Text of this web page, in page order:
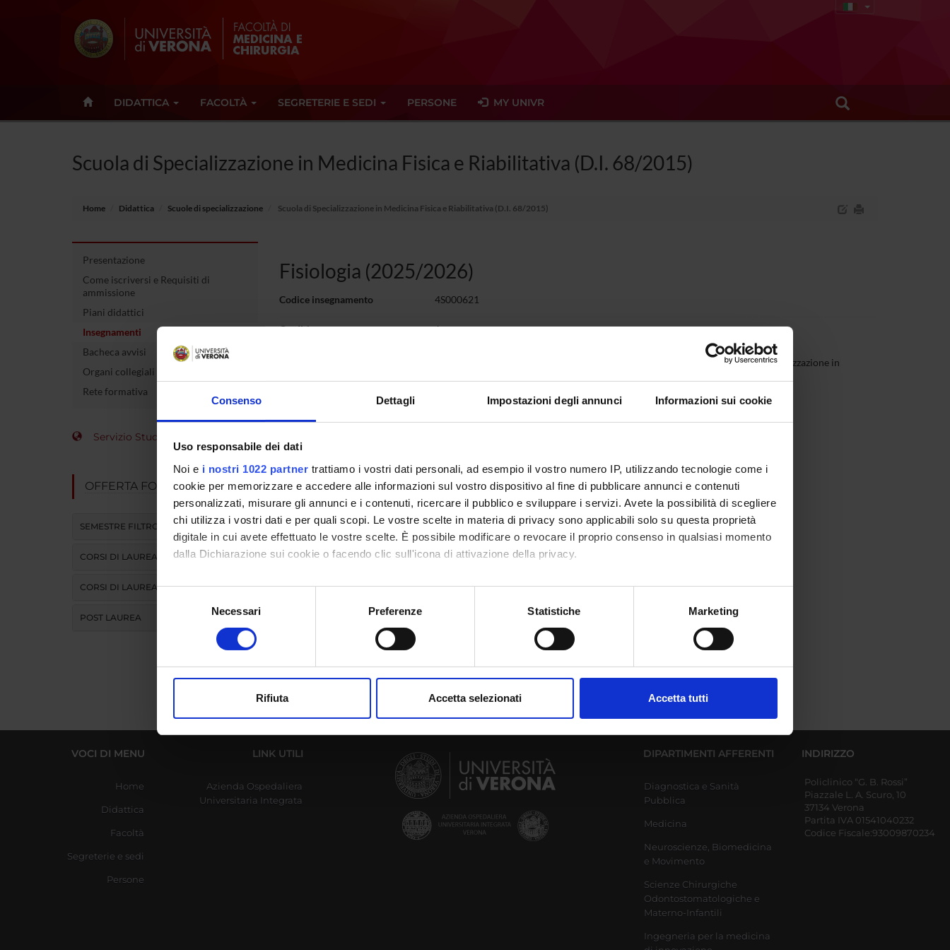
Consenso Dettagli Impostazioni degli annunci Informazioni sui cookie
Uso responsabile dei dati
Noi e i nostri 1022 partner trattiamo i vostri dati personali, ad esempio il vostro numero IP, utilizzando tecnologie come i
cookie per memorizzare e accedere alle informazioni sul vostro dispositivo al fine di pubblicare annunci e contenuti
personalizzati, misurare gli annunci e i contenuti, ricercare il pubblico e sviluppare i servizi. Avete la possibilità di scegliere
chi utilizza i vostri dati e per quali scopi. Le vostre scelte in materia di privacy sono applicabili solo su questa proprietà
digitale in cui avete effettuato le vostre scelte. È possibile modificare o revocare il proprio consenso in qualsiasi momento
dalla Dichiarazione sui cookie o facendo clic sull'icona di attivazione della privacy.
Con il tuo consenso, vorremmo anche:
raccogliere informazioni sulla tua posizione geografica, con un'approssimazione di qualche metro,
digitali).
modificare o ritirare il tuo consenso in qualsiasi momento dalla Dichiarazione sui cookie.
che hanno raccolto dal tuo utilizzo dei loro servizi.
Selezione
Necessari Preferenze Statistiche Marketing
Rifiuta Accetta selezionati Accetta tutti
DIDATTICA FACOLTÀ SEGRETERIE E SEDI PERSONE MY UNIVR
Scuola di Specializzazione in Medicina Fisica e Riabilitativa (D.I. 68/2015)
Home Didattica Scuole di specializzazione Scuola di Specializzazione in Medicina Fisica e Riabilitativa (D.I. 68/2015)
Presentazione
Come iscriversi e Requisiti di
ammissione
Piani didattici
Insegnamenti
Bacheca avvisi
Organi collegiali e di governo
Rete formativa
Servizio Studenti Internazionali
OFFERTA FORMATIVA
SEMESTRE FILTRO
CORSI DI LAUREA
CORSI DI LAUREA MAGISTRALE
POST LAUREA
Fisiologia (2025/2026)
Codice insegnamento 4S000621
Crediti 1
(2025/2026) - Scuola di Specializzazione in
VOCI DI MENU
Home
Didattica
Facoltà
Segreterie e sedi
Persone
LINK UTILI
Azienda Ospedaliera
Universitaria Integrata
DIPARTIMENTI AFFERENTI
Diagnostica e Sanità
Pubblica
Medicina
Neuroscienze, Biomedicina
e Movimento
Scienze Chirurgiche
Odontostomatologiche e
Materno-Infantili
Ingegneria per la medicina
INDIRIZZO
Policlinico “G. B. Rossi”
Piazzale L. A. Scuro, 10
37134 Verona
Partita IVA 01541040232
Codice Fiscale:93009870234